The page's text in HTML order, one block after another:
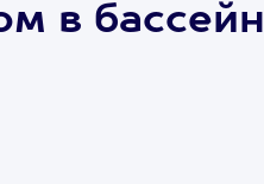
в